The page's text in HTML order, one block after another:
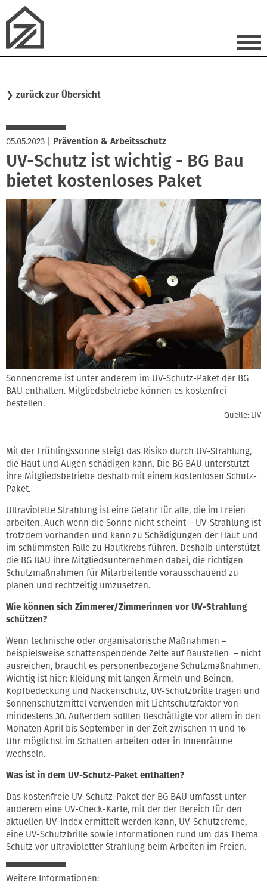
❯ zurück zur Übersicht
05.05.2023 Prävention & Arbeitsschutz
UV-Schutz ist wichtig - BG Bau
bietet kostenloses Paket
Sonnencreme ist unter anderem im UV-Schutz-Paket der BG
BAU enthalten. Mitgliedsbetriebe können es kostenfrei
bestellen.
Quelle: LIV
Mit der Frühlingssonne steigt das Risiko durch UV-Strahlung,
die Haut und Augen schädigen kann. Die BG BAU unterstützt
ihre Mitgliedsbetriebe deshalb mit einem kostenlosen Schutz-
Paket.
Ultraviolette Strahlung ist eine Gefahr für alle, die im Freien
arbeiten. Auch wenn die Sonne nicht scheint – UV-Strahlung ist
trotzdem vorhanden und kann zu Schädigungen der Haut und
im schlimmsten Falle zu Hautkrebs führen. Deshalb unterstützt
die BG BAU ihre Mitgliedsunternehmen dabei, die richtigen
Schutzmaßnahmen für Mitarbeitende vorausschauend zu
planen und rechtzeitig umzusetzen.
Wie können sich Zimmerer/Zimmerinnen vor UV-Strahlung
schützen?
Wenn technische oder organisatorische Maßnahmen –
beispielsweise schattenspendende Zelte auf Baustellen – nicht
ausreichen, braucht es personenbezogene Schutzmaßnahmen.
Wichtig ist hier: Kleidung mit langen Ärmeln und Beinen,
Kopfbedeckung und Nackenschutz, UV-Schutzbrille tragen und
Sonnenschutzmittel verwenden mit Lichtschutzfaktor von
mindestens 30. Außerdem sollten Beschäftigte vor allem in den
Monaten April bis September in der Zeit zwischen 11 und 16
Uhr möglichst im Schatten arbeiten oder in Innenräume
wechseln.
Was ist in dem UV-Schutz-Paket enthalten?
Das kostenfreie UV-Schutz-Paket der BG BAU umfasst unter
anderem eine UV-Check-Karte, mit der der Bereich für den
aktuellen UV-Index ermittelt werden kann, UV-Schutzcreme,
eine UV-Schutzbrille sowie Informationen rund um das Thema
Schutz vor ultravioletter Strahlung beim Arbeiten im Freien.
Weitere Informationen: